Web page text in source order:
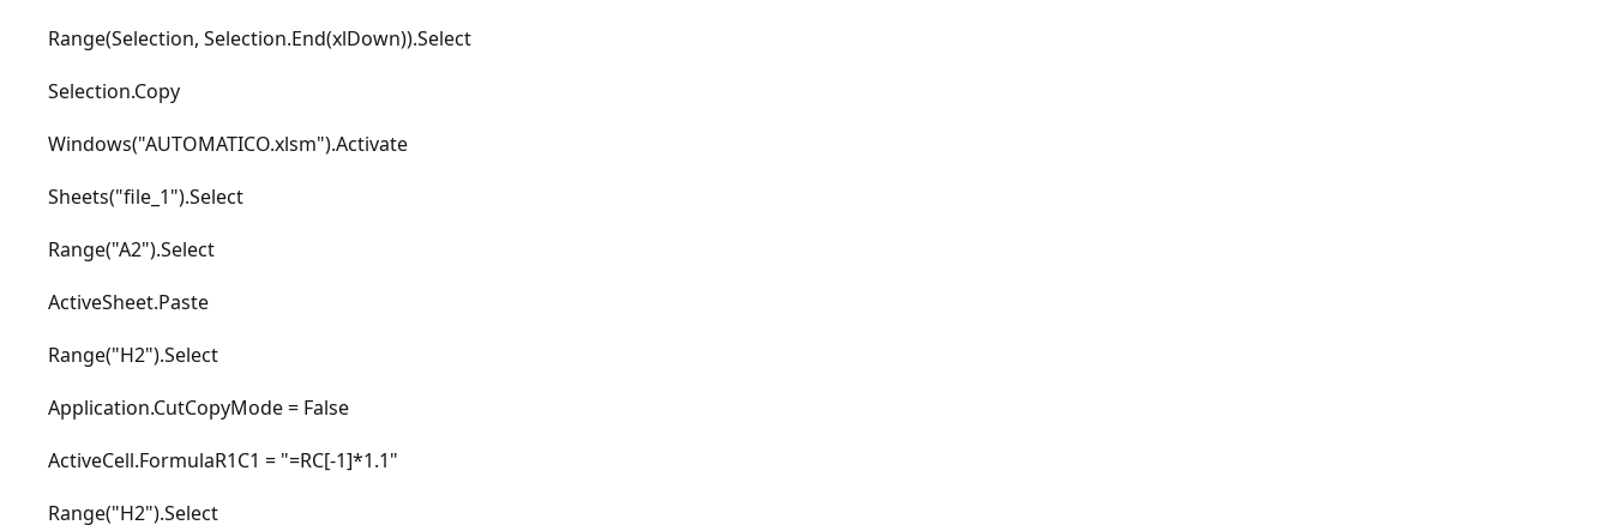
Range(Selection, Selection.End(xlDown)).Select
Selection.Copy
Windows("AUTOMATICO.xlsm").Activate
Sheets("file_1").Select
Range("A2").Select
ActiveSheet.Paste
Range("H2").Select
Application.CutCopyMode = False
ActiveCell.FormulaR1C1 = "=RC[-1]*1.1"
Range("H2").Select